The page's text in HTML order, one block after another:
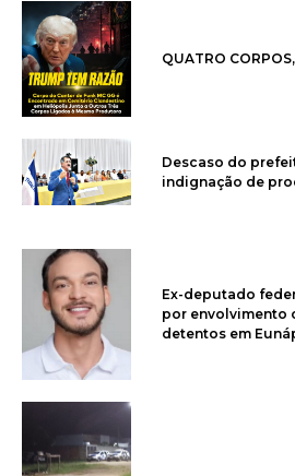
QUATRO
Descaso do
indignação de
Ex-deputado
por envolvimento
detentos em